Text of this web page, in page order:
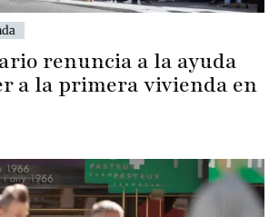
renuncia a la ayuda
a la primera vivienda en